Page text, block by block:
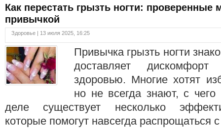
Как перестать грызть ногти:
привычкой
Здоровье | 13 июля 2025, 16:25
Привычка грызть ногти
доставляет
здоровью. Многие хотят
но не всегда знают, с
деле существует несколько
которые помогут навсегда распрощаться